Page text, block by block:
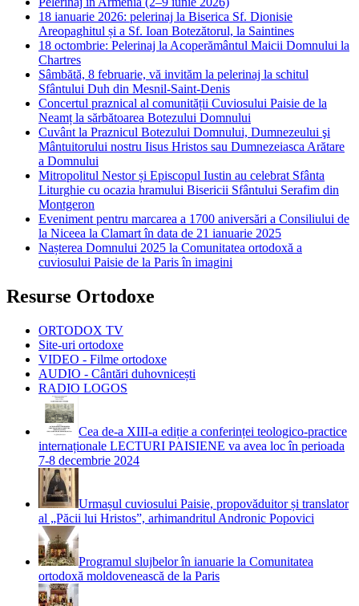
18 ianuarie 2026: pelerinaj la Biserica Sf. Dionisie
Areopaghitul și a Sf. Ioan Botezătorul, la Saintines
18 octombrie: Pelerinaj la Acoperământul Maicii Domnului la
Chartres
Sâmbătă, 8 februarie, vă invităm la pelerinaj la schitul
Sfântului Duh din Mesnil-Saint-Denis
Concertul praznical al comunității Cuviosului Paisie de la
Neamț la sărbătoarea Botezului Domnului
Cuvânt la Praznicul Botezului Domnului, Dumnezeului şi
Mântuitorului nostru Iisus Hristos sau Dumnezeiasca Arătare
a Domnului
Mitropolitul Nestor și Episcopul Iustin au celebrat Sfânta
Liturghie cu ocazia hramului Bisericii Sfântului Serafim din
Montgeron
Eveniment pentru marcarea a 1700 aniversări a Consiliului de
la Niceea la Clamart în data de 21 ianuarie 2025
Nașterea Domnului 2025 la Comunitatea ortodoxă a
cuviosului Paisie de la Paris în imagini
Resurse Ortodoxe
ORTODOX TV
Site-uri ortodoxe
VIDEO - Filme ortodoxe
AUDIO - Cântări duhovnicești
RADIO LOGOS
Cea de-a XIII-a ediție a conferinței teologico-practice
internaționale LECTURI PAISIENE va avea loc în perioada
7-8 decembrie 2024
Urmașul cuviosului Paisie, propovăduitor și translator
al „Păcii lui Hristos”, arhimandritul Andronic Popovici
Programul slujbelor în ianuarie la Comunitatea
ortodoxă moldovenească de la Paris